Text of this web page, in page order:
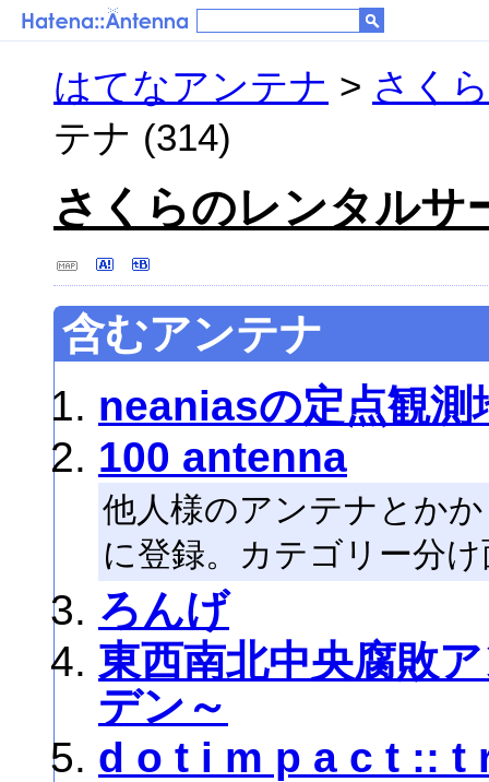
はてなアンテナ > さく
テナ (314)
さくらのレンタルサ
含むアンテナ
neaniasの定点観測
100 antenna
他人様のアンテナとか
に登録。カテゴリー分
ろんげ
東西南北中央腐敗
デン～
d o t i m p a c t :: t